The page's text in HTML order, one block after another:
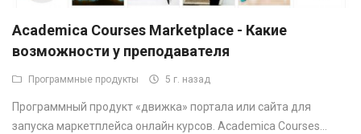
Academica Courses Marketplace - Какие
возможности у преподавателя
Программные продукты 5 г. назад
Программный продукт «движка» портала или сайта для
запуска маркетплейса онлайн курсов. Academica Courses...